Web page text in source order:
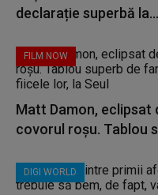
declarație superbă la...
FILM NOW
Matt Damon, eclipsat
covorul roșu. Tablou
DIGI WORLD